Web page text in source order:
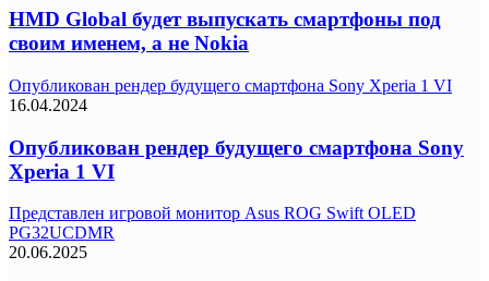
HMD Global будет выпускать смартфоны под
своим именем, а не Nokia
Опубликован рендер будущего смартфона Sony Xperia 1 VI
16.04.2024
Опубликован рендер будущего смартфона Sony
Xperia 1 VI
Представлен игровой монитор Asus ROG Swift OLED
PG32UCDMR
20.06.2025